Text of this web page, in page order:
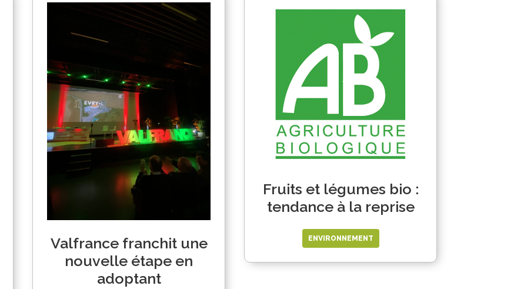
Valfrance franchit une
nouvelle étape en
adoptant
Fruits et légumes bio :
tendance à la reprise
ENVIRONNEMENT